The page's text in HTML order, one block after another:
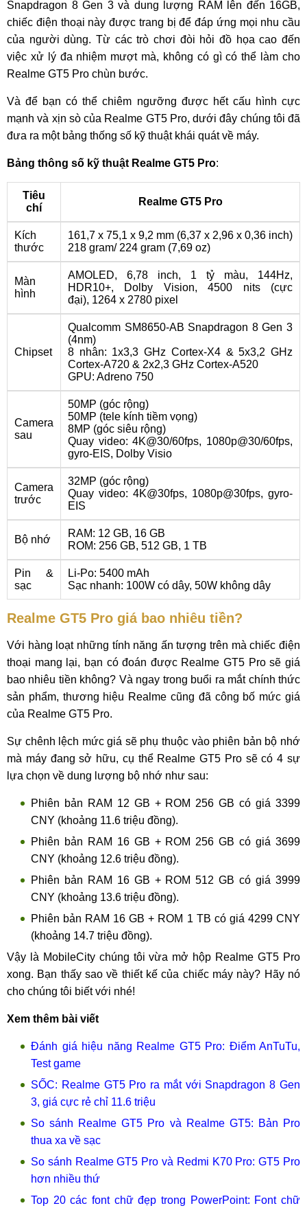
Snapdragon 8 Gen 3 và dung lượng RAM lên đến 16GB,
chiếc điện thoại này được trang bị để đáp ứng mọi nhu cầu
của người dùng. Từ các trò chơi đòi hỏi đồ họa cao đến
việc xử lý đa nhiệm mượt mà, không có gì có thể làm cho
Realme GT5 Pro chùn bước.
Và để bạn có thể chiêm ngưỡng được hết cấu hình cực
mạnh và xịn sò của Realme GT5 Pro, dưới đây chúng tôi đã
đưa ra một bảng thống số kỹ thuật khái quát về máy.
Bảng thông số kỹ thuật Realme GT5 Pro:
Tiêu
chí
Realme GT5 Pro
Kích
thước
161,7 x 75,1 x 9,2 mm (6,37 x 2,96 x 0,36 inch)
218 gram/ 224 gram (7,69 oz)
Màn
hình
AMOLED, 6,78 inch, 1 tỷ màu, 144Hz,
HDR10+, Dolby Vision, 4500 nits (cực
đại), 1264 x 2780 pixel
Chipset
Qualcomm SM8650-AB Snapdragon 8 Gen 3
(4nm)
8 nhân: 1x3,3 GHz Cortex-X4 & 5x3,2 GHz
Cortex-A720 & 2x2,3 GHz Cortex-A520
GPU: Adreno 750
Camera
sau
50MP (góc rộng)
50MP (tele kính tiềm vọng)
8MP (góc siêu rộng)
Quay video: 4K@30/60fps, 1080p@30/60fps,
gyro-EIS, Dolby Visio
Camera
trước
32MP (góc rộng)
Quay video: 4K@30fps, 1080p@30fps, gyro-
EIS
Bộ nhớ
RAM: 12 GB, 16 GB
ROM: 256 GB, 512 GB, 1 TB
Pin &
sạc
Li-Po: 5400 mAh
Sạc nhanh: 100W có dây, 50W không dây
Realme GT5 Pro giá bao nhiêu tiền?
Với hàng loạt những tính năng ấn tượng trên mà chiếc điện
thoại mang lại, bạn có đoán được Realme GT5 Pro sẽ giá
bao nhiêu tiền không? Và ngay trong buổi ra mắt chính thức
sản phẩm, thương hiệu Realme cũng đã công bố mức giá
của Realme GT5 Pro.
Sự chênh lệch mức giá sẽ phụ thuộc vào phiên bản bộ nhớ
mà máy đang sở hữu, cụ thể Realme GT5 Pro sẽ có 4 sự
lựa chọn về dung lượng bộ nhớ như sau:
Phiên bản RAM 12 GB + ROM 256 GB có giá 3399
CNY (khoảng 11.6 triệu đồng).
Phiên bản RAM 16 GB + ROM 256 GB có giá 3699
CNY (khoảng 12.6 triệu đồng).
Phiên bản RAM 16 GB + ROM 512 GB có giá 3999
CNY (khoảng 13.6 triệu đồng).
Phiên bản RAM 16 GB + ROM 1 TB có giá 4299 CNY
(khoảng 14.7 triệu đồng).
Vậy là MobileCity chúng tôi vừa mở hộp Realme GT5 Pro
xong. Bạn thấy sao về thiết kế của chiếc máy này? Hãy nó
cho chúng tôi biết với nhé!
Xem thêm bài viết
Đánh giá hiệu năng Realme GT5 Pro: Điểm AnTuTu,
Test game
SỐC: Realme GT5 Pro ra mắt với Snapdragon 8 Gen
3, giá cực rẻ chỉ 11.6 triệu
So sánh Realme GT5 Pro và Realme GT5: Bản Pro
thua xa về sạc
So sánh Realme GT5 Pro và Redmi K70 Pro: GT5 Pro
hơn nhiều thứ
Top 20 các font chữ đẹp trong PowerPoint: Font chữ